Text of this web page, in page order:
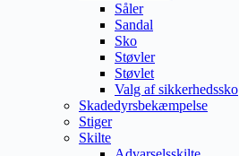
Såler
Sandal
Sko
Støvler
Støvlet
Valg af sikkerhedssko
Skadedyrsbekæmpelse
Stiger
Skilte